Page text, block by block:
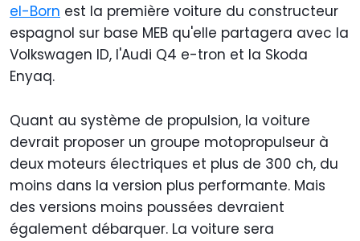
el-Born est la première voiture du constructeur
espagnol sur base MEB qu'elle partagera avec la
Volkswagen ID, l'Audi Q4 e-tron et la Skoda
Enyaq.
Quant au système de propulsion, la voiture
devrait proposer un groupe motopropulseur à
deux moteurs électriques et plus de 300 ch, du
moins dans la version plus performante. Mais
des versions moins poussées devraient
également débarquer. La voiture sera